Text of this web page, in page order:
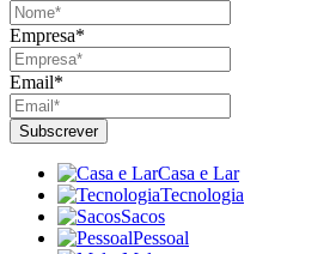
Empresa*
Email*
Casa e Lar
Tecnologia
Sacos
Pessoal